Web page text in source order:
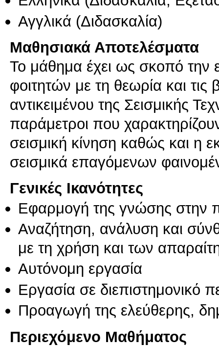
Αγγλικά (Διδασκαλία)
Μαθησιακά Αποτελέσματα
Το μάθημα έχει ως σκοπό την
φοιτητών με τη θεωρία και τις
αντικειμένου της Σεισμικής
παράμετροι που
σεισμική κίνηση καθώς και η
σεισμικά επαγόμενων
Γενικές Ικανότητες
Εφαρμογή της γνώσης στην
Αναζήτηση, ανάλυση και
με τη χρήση και των
Αυτόνομη εργασία
Εργασία σε διεπιστημονικό
Προαγωγή της ελεύθερης,
Περιεχόμενο Μαθήματος